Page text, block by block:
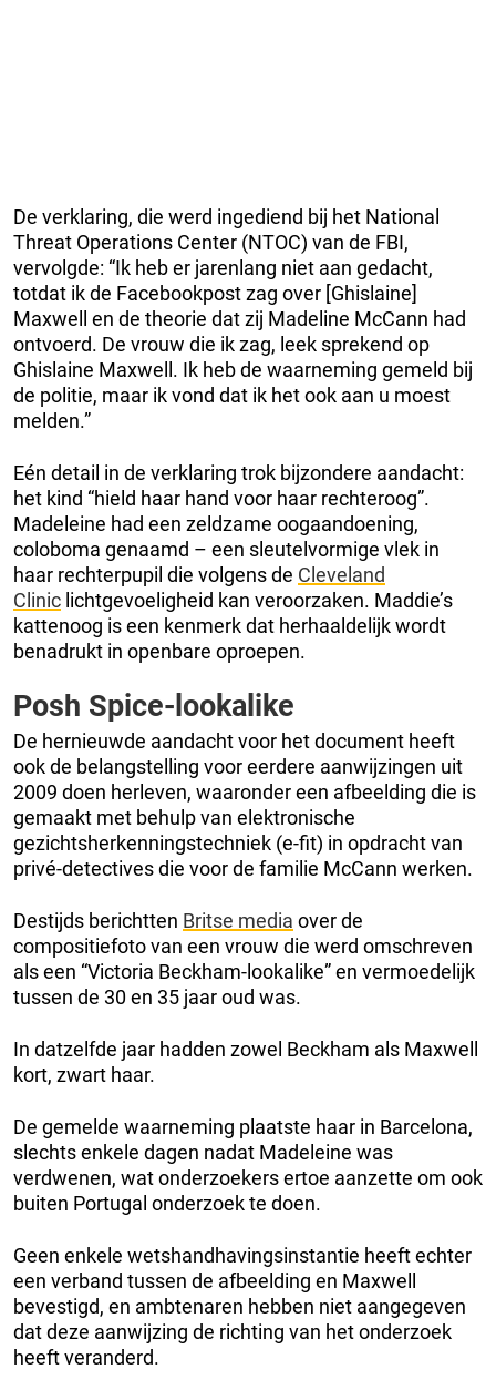
De verklaring, die werd ingediend bij het National
Threat Operations Center (NTOC) van de FBI,
vervolgde: “Ik heb er jarenlang niet aan gedacht,
totdat ik de Facebookpost zag over [Ghislaine]
Maxwell en de theorie dat zij Madeline McCann had
ontvoerd. De vrouw die ik zag, leek sprekend op
Ghislaine Maxwell. Ik heb de waarneming gemeld bij
de politie, maar ik vond dat ik het ook aan u moest
melden.”
Eén detail in de verklaring trok bijzondere aandacht:
het kind “hield haar hand voor haar rechteroog”.
Madeleine had een zeldzame oogaandoening,
coloboma genaamd – een sleutelvormige vlek in
haar rechterpupil die volgens de Cleveland
Clinic lichtgevoeligheid kan veroorzaken. Maddie’s
kattenoog is een kenmerk dat herhaaldelijk wordt
benadrukt in openbare oproepen.
Posh Spice-lookalike
De hernieuwde aandacht voor het document heeft
ook de belangstelling voor eerdere aanwijzingen uit
2009 doen herleven, waaronder een afbeelding die is
gemaakt met behulp van elektronische
gezichtsherkenningstechniek (e-fit) in opdracht van
privé-detectives die voor de familie McCann werken.
Destijds berichtten Britse media over de
compositiefoto van een vrouw die werd omschreven
als een “Victoria Beckham-lookalike” en vermoedelijk
tussen de 30 en 35 jaar oud was.
In datzelfde jaar hadden zowel Beckham als Maxwell
kort, zwart haar.
De gemelde waarneming plaatste haar in Barcelona,
slechts enkele dagen nadat Madeleine was
verdwenen, wat onderzoekers ertoe aanzette om ook
buiten Portugal onderzoek te doen.
Geen enkele wetshandhavingsinstantie heeft echter
een verband tussen de afbeelding en Maxwell
bevestigd, en ambtenaren hebben niet aangegeven
dat deze aanwijzing de richting van het onderzoek
heeft veranderd.